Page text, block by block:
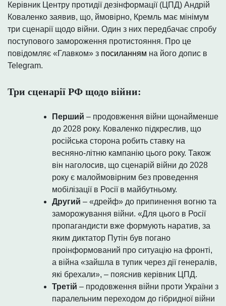
Керівник Центру протидії дезінформації (ЦПД) Андрій
Коваленко заявив, що, ймовірно, Кремль має мінімум
три сценарії щодо війни. Один з них передбачає спробу
поступового замороження протистояння. Про це
повідомляє «Главком» з посиланням на його допис в
Telegram.
Три сценарії РФ щодо війни:
Перший – продовження війни щонайменше
до 2028 року. Коваленко підкреслив, що
російська сторона робить ставку на
весняно-літню кампанію цього року. Також
він наголосив, що сценарій війни до 2028
року є малоймовірним без проведення
мобілізації в Росії в майбутньому.
Другий – «дрейф» до припинення вогню та
заморожування війни. «Для цього в Росії
пропагандисти вже формують наратив, за
яким диктатор Путін був погано
проінформований про ситуацію на фронті,
а війна «зайшла в тупик через дії генералів,
які брехали», – пояснив керівник ЦПД.
Третій – продовження війни проти України з
паралельним переходом до гібридної війни